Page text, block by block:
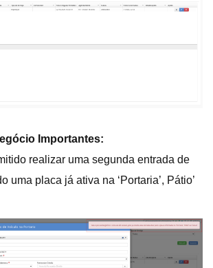
Importantes:
realizar uma segunda entrada de
uma placa já ativa na ‘Portaria’, Pátio’